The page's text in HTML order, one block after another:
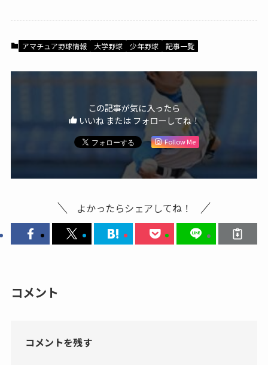
アマチュア野球情報 大学野球 少年野球 記事一覧
この記事が気に入ったら
いいね または フォローしてね！
Follow Me
よかったらシェアしてね！
コメント
コメントを残す